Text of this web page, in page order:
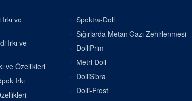
ve
Irkı ve
ve Özellikleri
Irkı
Spektra-Doll
Sığırlarda Metan Gazı Zehirlenmesi
DolliPrim
Metri-Doll
DolliSipra
Dolli-Prost